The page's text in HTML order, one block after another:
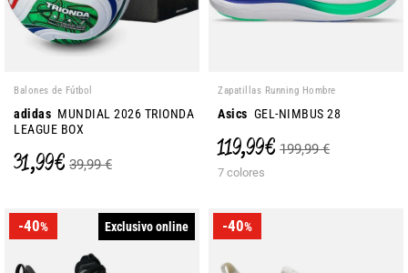
Balones de Fútbol
adidas MUNDIAL 2026 TRIONDA
LEAGUE BOX
31,99 € 39,99 €
Zapatillas Running Hombre
Asics GEL-NIMBUS 28
119,99 € 199,99 €
7 colores
-40% Exclusivo online -40%